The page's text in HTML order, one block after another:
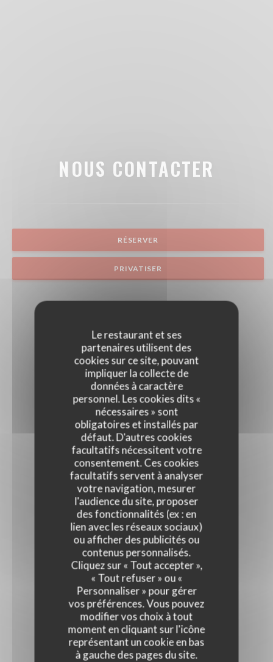
Le restaurant et ses
partenaires utilisent des
cookies sur ce site, pouvant
impliquer la collecte de
données à caractère
personnel. Les cookies dits «
nécessaires » sont
obligatoires et installés par
défaut. D'autres cookies
facultatifs nécessitent votre
consentement. Ces cookies
facultatifs servent à analyser
votre navigation, mesurer
l'audience du site, proposer
des fonctionnalités (ex : en
lien avec les réseaux sociaux)
ou afficher des publicités ou
contenus personnalisés.
Cliquez sur « Tout accepter »,
« Tout refuser » ou «
Personnaliser » pour gérer
vos préférences. Vous pouvez
modifier vos choix à tout
moment en cliquant sur l'icône
représentant un cookie en bas
à gauche des pages du site.
NOUS CONTACTER
RÉSERVER
PRIVATISER